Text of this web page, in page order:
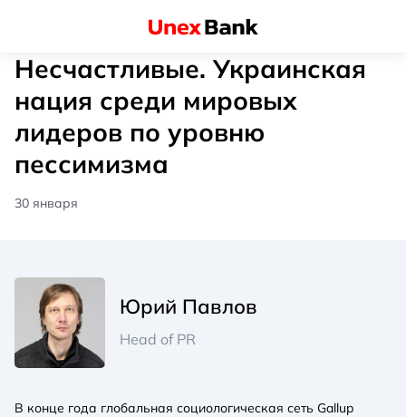
Несчастливые. Украинская
нация среди мировых
лидеров по уровню
пессимизма
30 января
Юрий Павлов
Head of PR
В конце года глобальная социологическая сеть Gallup